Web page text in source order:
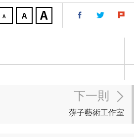
下一則
蓱子藝術工作室